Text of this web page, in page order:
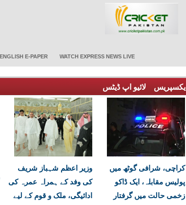
ENGLISH E-PAPER WATCH EXPRESS NEWS LIVE
ایکسپریس لائیو اپ ڈیٹس
کراچی، شرافی گوٹھ میں
پولیس مقابلہ، ایک ڈاکو
زخمی حالت میں گرفتار
وزیر اعظم شہباز شریف
کی وفد کے ہمراہ عمرہ کی
ادائیگی، ملک و قوم کے لیے